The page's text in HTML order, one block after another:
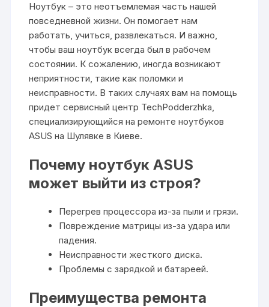
Ноутбук – это неотъемлемая часть нашей
повседневной жизни. Он помогает нам
работать, учиться, развлекаться. И важно,
чтобы ваш ноутбук всегда был в рабочем
состоянии. К сожалению, иногда возникают
неприятности, такие как поломки и
неисправности. В таких случаях вам на помощь
придет сервисный центр TechPodderzhka,
специализирующийся на ремонте ноутбуков
ASUS на Шулявке в Киеве.
Почему ноутбук ASUS
может выйти из строя?
Перегрев процессора из-за пыли и грязи.
Повреждение матрицы из-за удара или
падения.
Неисправности жесткого диска.
Проблемы с зарядкой и батареей.
Преимущества ремонта